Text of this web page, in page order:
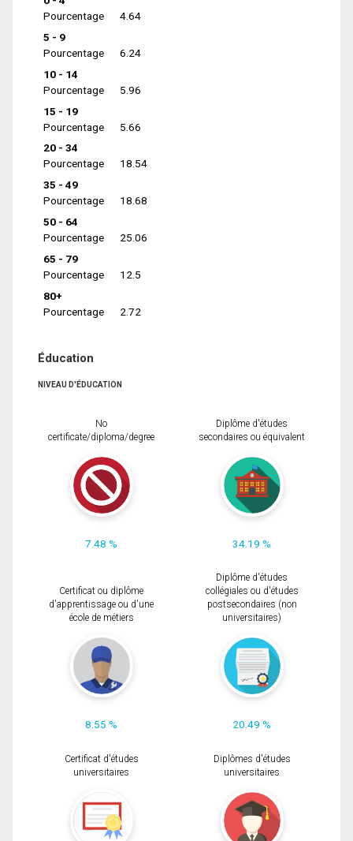
Pourcentage
4.64
5 - 9
Pourcentage
6.24
10 - 14
Pourcentage
5.96
15 - 19
Pourcentage
5.66
20 - 34
Pourcentage
18.54
35 - 49
Pourcentage
18.68
50 - 64
Pourcentage
25.06
65 - 79
Pourcentage
12.5
80+
Pourcentage
2.72
Éducation
NIVEAU D'ÉDUCATION
No
certificate/diploma/degree
7.48 %
Diplôme d'études
secondaires ou équivalent
34.19 %
Certificat ou diplôme
d'apprentissage ou d'une
école de métiers
8.55 %
Diplôme d'études
collégiales ou d'études
postsecondaires (non
universitaires)
20.49 %
Certificat d'études
universitaires
Diplômes d'études
universitaires